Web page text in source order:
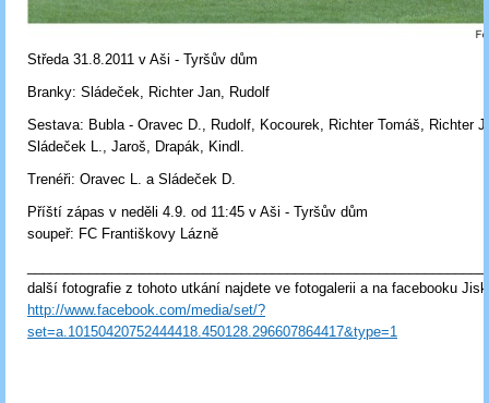
Středa 31.8.2011 v Aši - Tyršův dům
Branky: Sládeček, Richter Jan, Rudolf
Sestava: Bubla - Oravec D., Rudolf, Kocourek, Richter Tomáš, Richter
Sládeček L., Jaroš, Drapák, Kindl.
Trenéři: Oravec L. a Sládeček D.
Příští zápas v neděli 4.9. od 11:45 v Aši - Tyršův dům
soupeř: FC Františkovy Lázně
další fotografie z tohoto utkání najdete ve fotogalerii a na facebooku
http://www.facebook.com/media/set/?
set=a.10150420752444418.450128.296607864417&type=1